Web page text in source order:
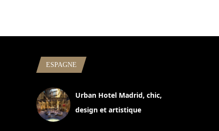
ESPAGNE
Urban Hotel Madrid, chic,
design et artistique